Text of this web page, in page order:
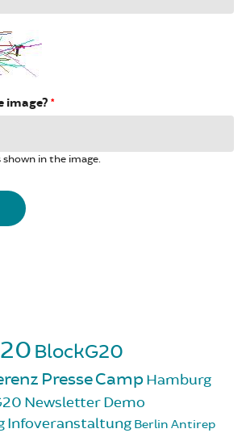
image? *
in the image.
BlockG20
PresseCampHamburg
NewsletterDemo
Infoveranstaltung Berlin Antirep